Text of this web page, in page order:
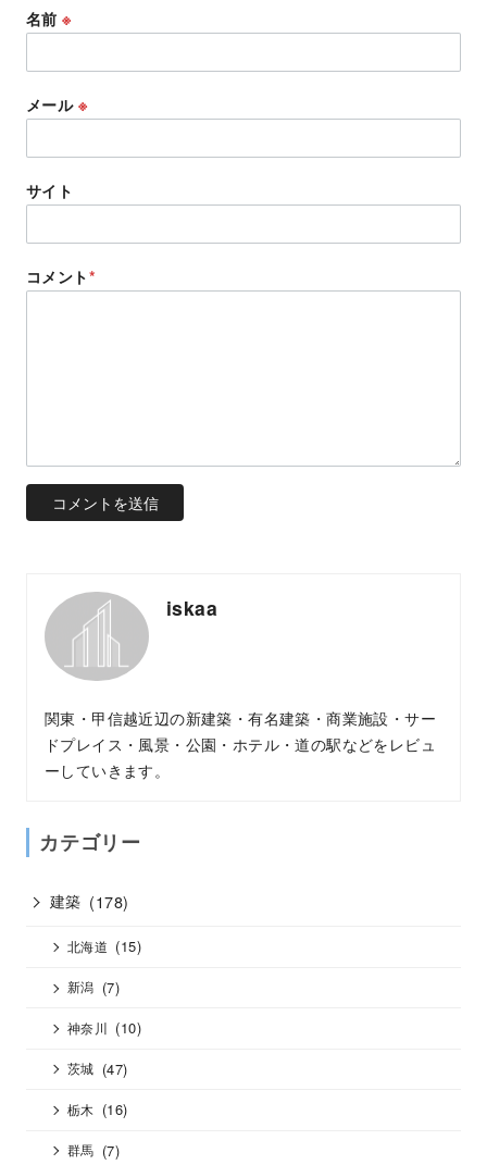
名前※
メール ※
サイト
コメント*
iskaa
関東・甲信越近辺の新建築・有名建築・商業施設・サー
ドプレイス・風景・公園・ホテル・道の駅などをレビュ
ーしていきます。
カテゴリー
建築 (178)
北海道 (15)
新潟 (7)
神奈川 (10)
茨城 (47)
栃木 (16)
群馬 (7)